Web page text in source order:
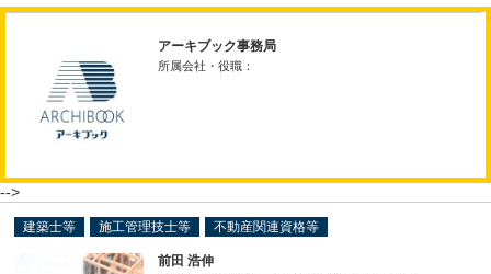
アーキブック事務局
所属会社・役職：
-->
建築士等 施工管理技士等 不動産関連資格等
前田 浩伸